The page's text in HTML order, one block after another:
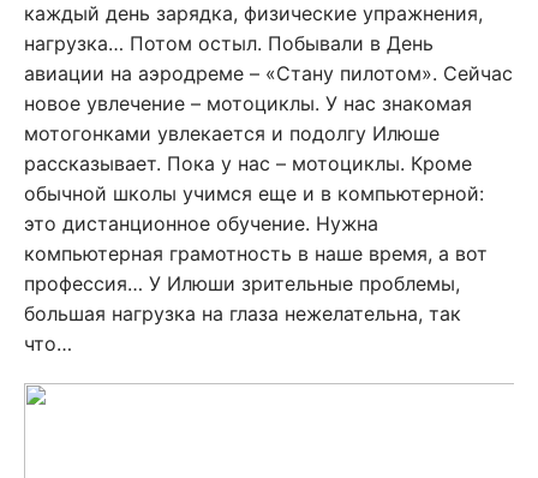
каждый день зарядка, физические упражнения,
нагрузка… Потом остыл. Побывали в День
авиации на аэродреме – «Стану пилотом». Сейчас
новое увлечение – мотоциклы. У нас знакомая
мотогонками увлекается и подолгу Илюше
рассказывает. Пока у нас – мотоциклы. Кроме
обычной школы учимся еще и в компьютерной:
это дистанционное обучение. Нужна
компьютерная грамотность в наше время, а вот
профессия… У Илюши зрительные проблемы,
большая нагрузка на глаза нежелательна, так
что…